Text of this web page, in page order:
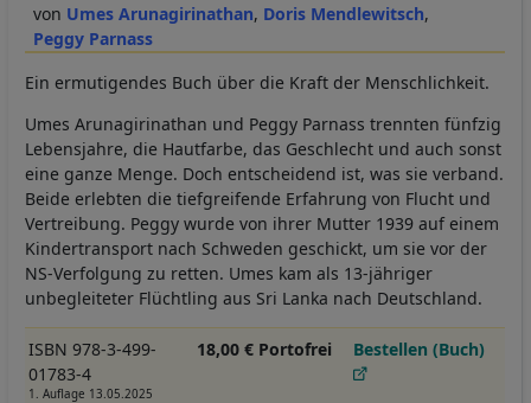
Umes Arunagirinathan Doris Mendlewitsch
Peggy Parnass
Ein ermutigendes Buch über die Kraft der Menschlichkeit.
Umes Arunagirinathan und Peggy Parnass trennten fünfzig
Lebensjahre, die Hautfarbe, das Geschlecht und auch sonst
eine ganze Menge. Doch entscheidend ist, was sie verband.
Beide erlebten die tiefgreifende Erfahrung von Flucht und
Vertreibung. Peggy wurde von ihrer Mutter 1939 auf einem
Kindertransport nach Schweden geschickt, um sie vor der
NS-Verfolgung zu retten. Umes kam als 13-jähriger
unbegleiteter Flüchtling aus Sri Lanka nach Deutschland.
ISBN 978-3-499-
01783-4
1. Auflage 13.05.2025
18,00 € Portofrei Bestellen (Buch)